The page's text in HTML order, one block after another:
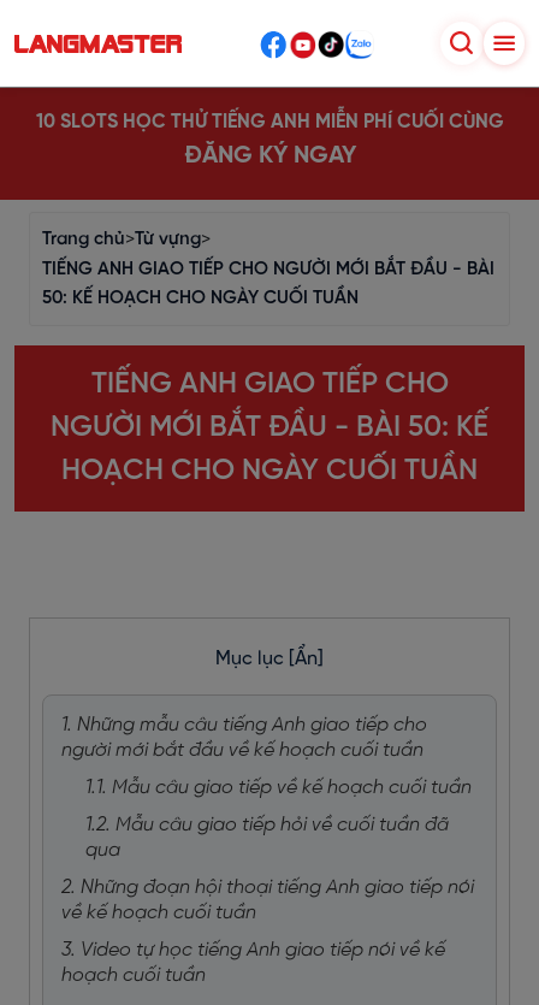
10 SLOTS HỌC THỬ TIẾNG ANH MIỄN PHÍ CUỐI CÙNG
ĐĂNG KÝ NGAY
Trang chủ>Từ vựng>
TIẾNG ANH GIAO TIẾP CHO NGƯỜI MỚI BẮT ĐẦU - BÀI
50: KẾ HOẠCH CHO NGÀY CUỐI TUẦN
TIẾNG ANH GIAO TIẾP CHO
NGƯỜI MỚI BẮT ĐẦU - BÀI 50: KẾ
HOẠCH CHO NGÀY CUỐI TUẦN
Mục lục [Ẩn]
1. Những mẫu câu tiếng Anh giao tiếp cho
người mới bắt đầu về kế hoạch cuối tuần
1.1. Mẫu câu giao tiếp về kế hoạch cuối tuần
1.2. Mẫu câu giao tiếp hỏi về cuối tuần đã
qua
2. Những đoạn hội thoại tiếng Anh giao tiếp nói
về kế hoạch cuối tuần
3. Video tự học tiếng Anh giao tiếp nói về kế
hoạch cuối tuần